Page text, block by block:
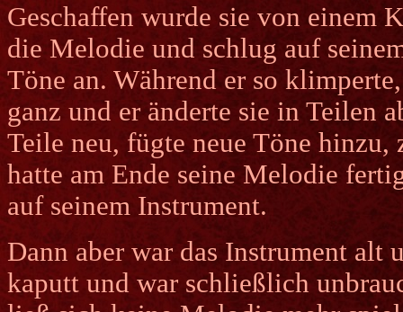
Geschaffen wurde sie von einem
die Melodie und schlug auf
Töne an. Während er so
ganz und er änderte sie in Teilen
Teile neu, fügte neue Töne hinzu,
hatte am Ende seine Melodie
auf seinem Instrument.
Dann aber war das Instrument alt
kaputt und war schließlich